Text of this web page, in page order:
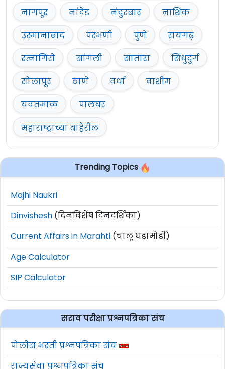
नागपूर
नांदेड नंदुरबार
नाशिक
उस्मानाबाद
परभणी पुणे
रायगढ़
रत्नागिरी
सांगली सातारा
सिंधुदुर्ग
सोलापूर
ठाणे वर्धा
वाशीम
यवतमाळ
पालघर
महाराष्ट्राच्या बाहेरील
Trending Topics
Majhi Naukri
Dinvishesh (दिनविशेष दिनदर्शिका)
Current Affairs in Marahti (चालू घडामोडी)
Age Calculator
SIP Calculator
सराव परीक्षा प्रश्नपत्रिका संच
पोलीस भरती प्रश्नपत्रिका संच
राज्यसेवा प्रश्नपत्रिका संच